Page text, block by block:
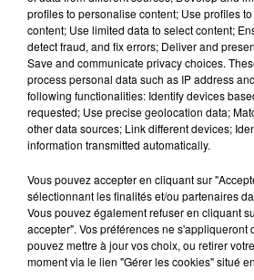
7h59
7h59
TEDDY SWIMS
Mr Know It All
profiles to personalise content; Use profiles
content; Use limited data to select content;
detect fraud, and fix errors; Deliver and
Save and communicate privacy choices.
process personal data such as IP address
following functionalities: Identify devices
requested; Use precise geolocation data;
other data sources; Link different devices;
information transmitted automatically.
Vous pouvez accepter en cliquant sur
sélectionnant les finalités et/ou partenaires
Vous pouvez également refuser en cliquant
accepter". Vos préférences ne s'appliqueront
pouvez mettre à jour vos choix, ou retirer
moment via le lien "Gérer les cookies" situé